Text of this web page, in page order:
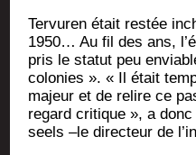
Ter­vu­ren était res­tée
1950… Au fil des ans,
pris le sta­tut peu
colo­nies ». « Il était
majeur et de relire ce
regard cri­tique », a
seels –le direc­teur de